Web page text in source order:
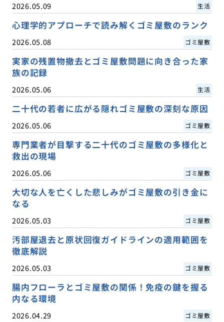
2026.05.09 生活
心理学的アプローチで読み解くゴミ屋敷のランク
2026.05.08 ゴミ屋敷
実家の残置物撤去とゴミ屋敷問題に向き合った家
族の記録
2026.05.06 生活
二十代の若者に広がる隠れゴミ屋敷の深刻な原因
2026.05.06 ゴミ屋敷
専門業者が目撃する二十代のゴミ屋敷の多様化と
救出の現場
2026.05.06 ゴミ屋敷
大切な人を亡くした悲しみがゴミ屋敷の引き金に
なる
2026.05.03 ゴミ屋敷
汚部屋退去と原状回復ガイドラインの適用範囲を
徹底解説
2026.05.03 ゴミ屋敷
腸内フローラとゴミ屋敷の関係！免疫の鍵を握る
内なる環境
2026.04.29 ゴミ屋敷